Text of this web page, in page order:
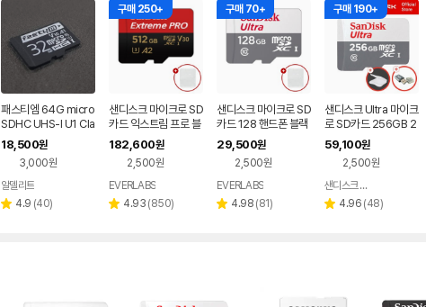
패스티엠 64G micro
SDHC UHS-I U1 Cla
ss10
18,500원
3,000원
알델리트
별 4.9 리
(40)
구매 250+
샌디스크 마이크로 SD
카드 익스트림 프로 블
랙박스 카메라 메모리
+케이스 512GB
182,600원
2,500원
페이
EVERLABS
별 4.93 리
(850)
구매 70+
샌디스크 마이크로 SD
카드 128 핸드폰 블랙
박스 닌텐도 메모리
+케이스 128GB
29,500원
2,500원
페이
EVERLABS
별 4.98 리
(81)
구매 190+
샌디스크 Ultra 마이크
로 SD카드 256GB 2
56기가 핸드폰 닌텐도
블랙박스 메모리 QUN
R + 메모리케이스+리
더기 2종패키지
59,100원
2,500원
페이
샌디스크 공식인증 판매처
별 4.96 리
(48)